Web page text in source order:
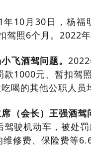
年10月30日，杨福
照6个月。2022年
飞酒驾问题。
1000元、暂扣驾
喝的其他公职人员
（会长）王强酒驾
驶机动车，被处
修费、保险费等